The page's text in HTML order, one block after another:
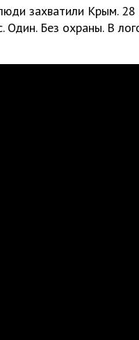
захватили Крым.
Один. Без охраны. В